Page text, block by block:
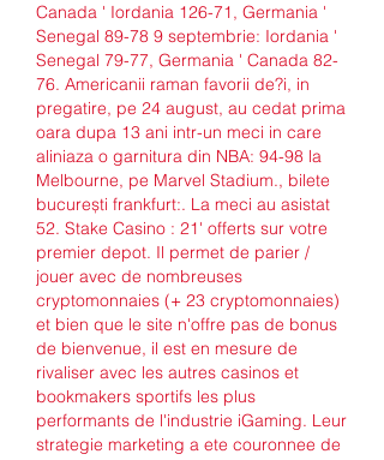
Canada ' Iordania 126-71, Germania '
Senegal 89-78 9 septembrie: Iordania '
Senegal 79-77, Germania ' Canada 82-
76. Americanii raman favorii de?i, in
pregatire, pe 24 august, au cedat prima
oara dupa 13 ani intr-un meci in care
aliniaza o garnitura din NBA: 94-98 la
Melbourne, pe Marvel Stadium., bilete
bucurești frankfurt:. La meci au asistat
52. Stake Casino : 21' offerts sur votre
premier depot. Il permet de parier /
jouer avec de nombreuses
cryptomonnaies (+ 23 cryptomonnaies)
et bien que le site n'offre pas de bonus
de bienvenue, il est en mesure de
rivaliser avec les autres casinos et
bookmakers sportifs les plus
performants de l'industrie iGaming. Leur
strategie marketing a ete couronnee de